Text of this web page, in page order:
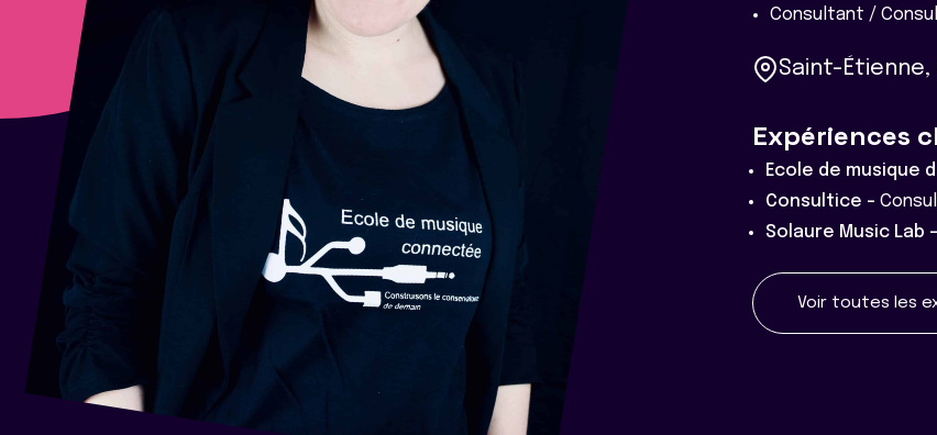
Consultant /
Saint-Étienne,
Expériences
Ecole de musique
Consultice -
Solaure Music Lab -
Voir toutes les